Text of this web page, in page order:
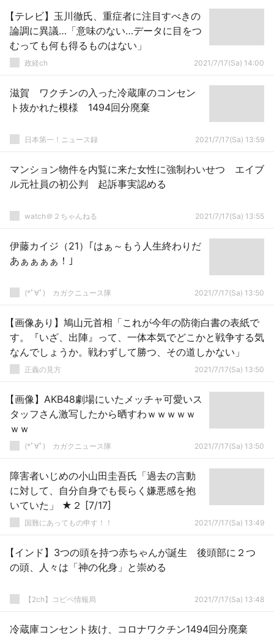
【テレビ】玉川徹氏、重症者に注目すべきの
論調に異議…「意味のない…データに目をつ
むっても何も得るものはない」
政経ch 2021/7/17(Sa) 14:00
滋賀 ワクチンの入った冷蔵庫のコンセン
ト抜かれた模様 1494回分廃棄
日本第一！ニュース録 2021/7/17(Sa) 13:59
マンション物件を内覧に来た女性に強制わいせつ エイブ
ル元社員の初公判 起訴事実認める
watch＠２ちゃんねる 2021/7/17(Sa) 13:55
伊藤カイジ（21）｢はぁ～もう人生終わりだ
あぁぁぁぁ！｣
(*ﾟ∀ﾟ)ゞカガクニュース隊 2021/7/17(Sa) 13:50
【画像あり】鳩山元首相「これが今年の防衛白書の表紙で
す。『いざ、出陣』って、一体本気でどこかと戦争する気
なんでしょうか。戦わずして勝つ、その道しかない」
正義の見方 2021/7/17(Sa) 13:50
【画像】AKB48劇場にいたメッチャ可愛いス
タッフさん激写したから晒すわｗｗｗｗｗ
ｗｗ
(*ﾟ∀ﾟ)ゞカガクニュース隊 2021/7/17(Sa) 13:50
障害者いじめの小山田圭吾氏「過去の言動
に対して、自分自身でも長らく嫌悪感を抱
いていた」 ★２ [7/17]
国難にあってもの申す！！ 2021/7/17(Sa) 13:49
【インド】3つの頭を持つ赤ちゃんが誕生 後頭部に２つ
の頭、人々は「神の化身」と崇める
【2ch】コピペ情報局 2021/7/17(Sa) 13:48
冷蔵庫コンセント抜け、コロナワクチン1494回分廃棄